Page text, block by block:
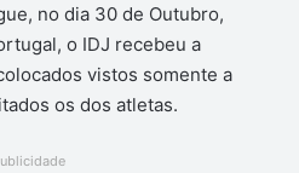
no dia 30 de Outubro,
o IDJ recebeu a
vistos somente a
os dos atletas.